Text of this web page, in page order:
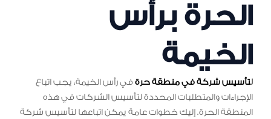
الحرة برأس
الخيمة
لتأسيس شركة في منطقة حرةفي رأس الخيمة، يجب اتباع
الإجراءات والمتطلبات المحددة لتأسيس الشركات في هذه
المنطقة الحرة. إليك خطوات عامة يمكن اتباعها لتأسيس شركة